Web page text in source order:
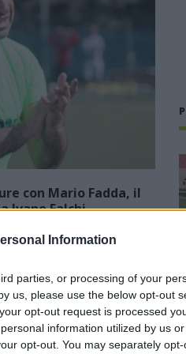
Information
parties, or processing of your
us, please use the below opt-out
opt-out request is processed
information utilized by us
opt-out. You may separately
con Mario Fadda, il
Ivano Falchi
2026-27 e per le
B arrivano anche le chiusure
con Pisano e arriva